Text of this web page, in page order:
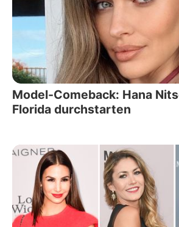
Model-Comeback: Hana
Florida durchstarten